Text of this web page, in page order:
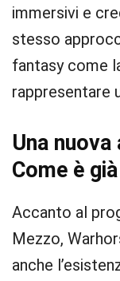
immersivi e
stesso
fantasy come
rappresentare
Una
Come è
Accanto al
Mezzo,
anche